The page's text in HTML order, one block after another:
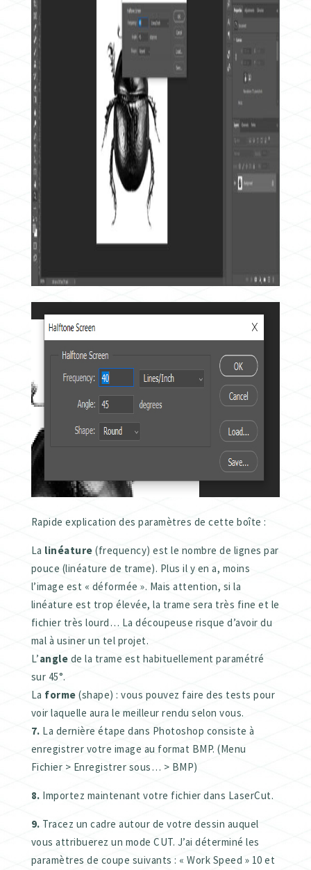
Rapide explication des paramètres de cette boîte :
La linéature (frequency) est le nombre de lignes par
pouce (linéature de trame). Plus il y en a, moins
l’image est « déformée ». Mais attention, si la
linéature est trop élevée, la trame sera très fine et le
fichier très lourd… La découpeuse risque d’avoir du
mal à usiner un tel projet.
L’angle de la trame est habituellement paramétré
sur 45°.
La forme (shape) : vous pouvez faire des tests pour
voir laquelle aura le meilleur rendu selon vous.
7. La dernière étape dans Photoshop consiste à
enregistrer votre image au format BMP. (Menu
Fichier > Enregistrer sous… > BMP)
8. Importez maintenant votre fichier dans LaserCut.
9. Tracez un cadre autour de votre dessin auquel
vous attribuerez un mode CUT. J’ai déterminé les
paramètres de coupe suivants : « Work Speed » 10 et